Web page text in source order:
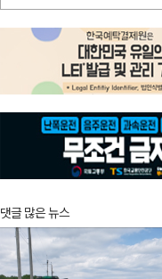
댓글 많은 뉴스